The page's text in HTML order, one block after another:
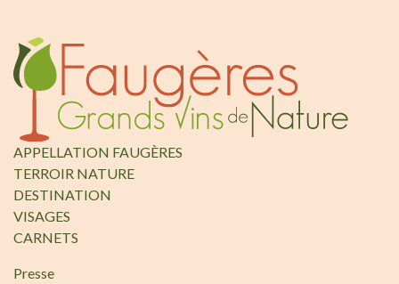
APPELLATION FAUGÈRES
TERROIR NATURE
DESTINATION
VISAGES
CARNETS
Presse